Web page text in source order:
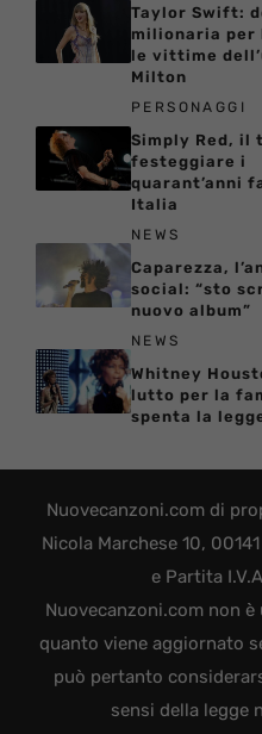
Taylor Swift:
milionaria per
le vittime
Milton
PERSONAGGI
Simply Red, il
festeggiare i
quarant’anni
Italia
NEWS
Caparezza,
social: “sto
nuovo album”
NEWS
Whitney
lutto per la
spenta la
Nuovecanzoni.com di
Nicola Marchese 10,
e Partita
Nuovecanzoni.com non
quanto viene aggiornato
può pertanto
sensi della legge